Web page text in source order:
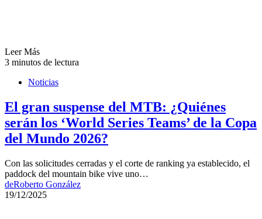
Leer Más
3 minutos de lectura
Noticias
El gran suspense del MTB: ¿Quiénes
serán los ‘World Series Teams’ de la Copa
del Mundo 2026?
Con las solicitudes cerradas y el corte de ranking ya establecido, el
paddock del mountain bike vive uno…
deRoberto González
19/12/2025